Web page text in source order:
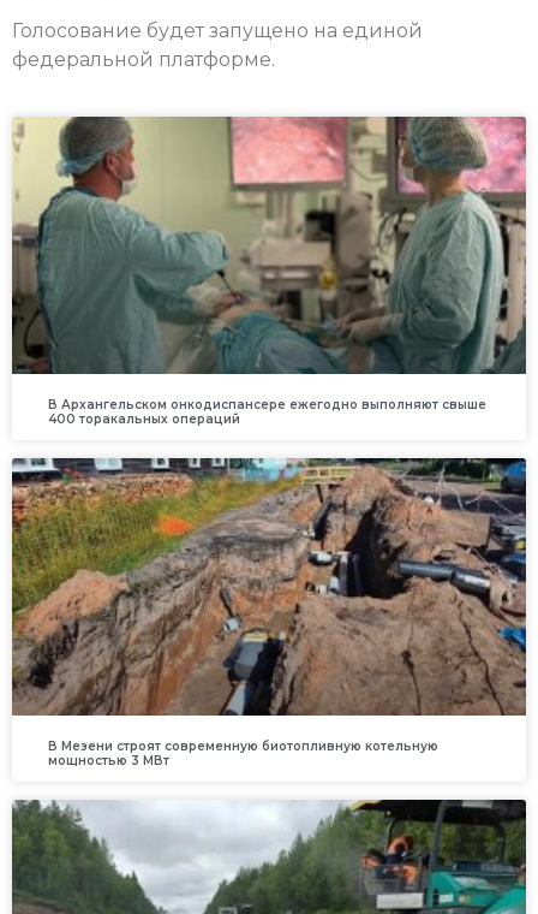
Голосование будет запущено на единой
федеральной платформе.
В Архангельском онкодиспансере ежегодно выполняют свыше
400 торакальных операций
В Мезени строят современную биотопливную котельную
мощностью 3 МВт